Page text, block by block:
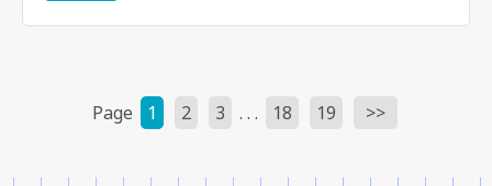
Page 1 2 3 . . . 18 19